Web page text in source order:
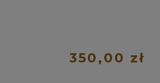
350,00 zł